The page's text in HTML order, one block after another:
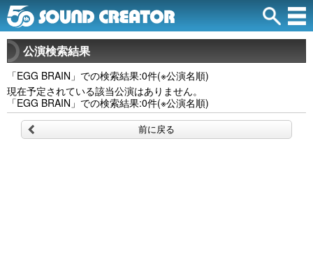
公演検索結果
「EGG BRAIN」での検索結果:0件(※公演名順)
現在予定されている該当公演はありません。
「EGG BRAIN」での検索結果:0件(※公演名順)
前に戻る